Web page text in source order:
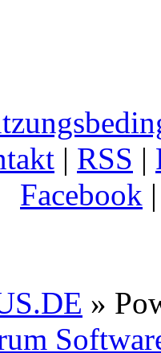
| RSS |
Facebook
»